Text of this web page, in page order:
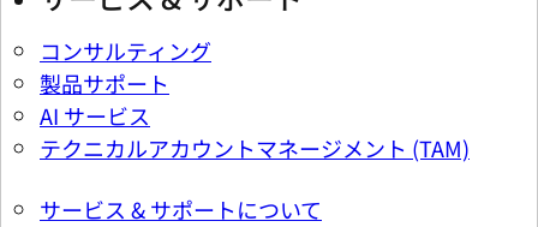
コンサルティング
製品サポート
AI サービス
テクニカルアカウントマネージメント (TAM)
サービス & サポートについて